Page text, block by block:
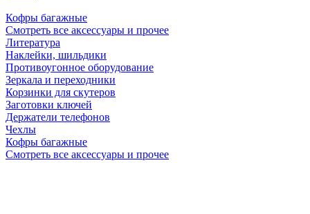
Кофры багажные
Смотреть все аксессуары и прочее
Литература
Наклейки, шильдики
Противоугонное оборудование
Зеркала и переходники
Корзинки для скутеров
Заготовки ключей
Держатели телефонов
Чехлы
Кофры багажные
Смотреть все аксессуары и прочее